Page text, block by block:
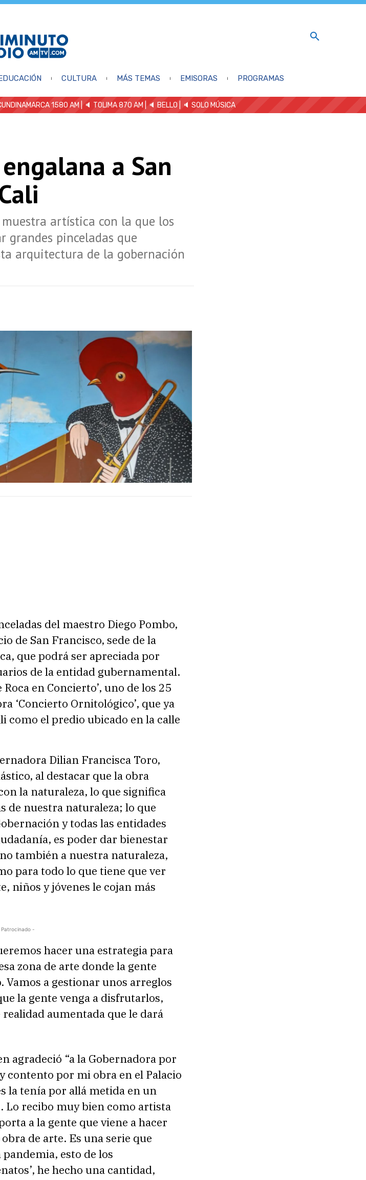
CULTURA MÁS TEMAS EMISORAS PROGRAMAS
1580 AM | 🔈 TOLIMA 870 AM | 🔈 BELLO 🔈 SOLO MÚSICA
a San
artística con la que los
grandes pinceladas que
arquitectura de la gobernación
del maestro Diego Pombo,
de San Francisco, sede de la
que podrá ser apreciada por
de la entidad gubernamental.
en Concierto’, uno de los 25
‘Concierto Ornitológico’, que ya
como el predio ubicado en la calle
Dilian Francisca Toro,
al destacar que la obra
la naturaleza, lo que significa
de nuestra naturaleza; lo que
y todas las entidades
es poder dar bienestar
también a nuestra naturaleza,
para todo lo que tiene que ver
niños y jóvenes le cojan más
-
hacer una estrategia para
zona de arte donde la gente
a gestionar unos arreglos
la gente venga a disfrutarlos,
aumentada que le dará
agradeció “a la Gobernadora por
contento por mi obra en el Palacio
la tenía por allá metida en un
Lo recibo muy bien como artista
a la gente que viene a hacer
de arte. Es una serie que
esto de los
he hecho una cantidad,